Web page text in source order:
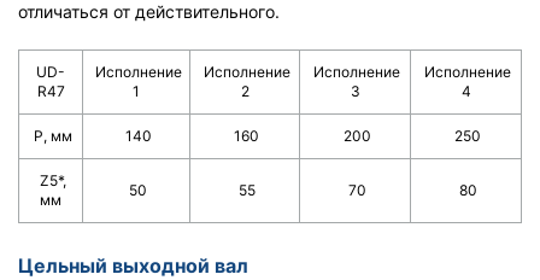
отличаться от действительного.
UD-
R47
Исполнение
1
Исполнение
2
Исполнение
3
Исполнение
4
Р, мм 140 160 200 250
Z5*,
мм
50 55 70 80
Цельный выходной вал